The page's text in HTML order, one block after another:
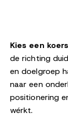
Kies een
de richting
en doelgroep
naar een
positionering
wérkt.